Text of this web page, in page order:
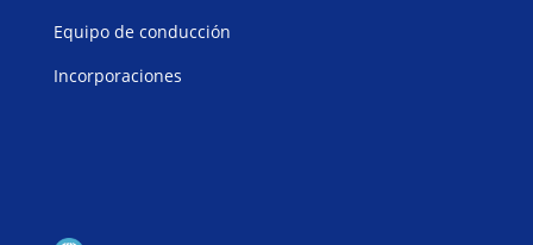
Equipo de conducción
Incorporaciones